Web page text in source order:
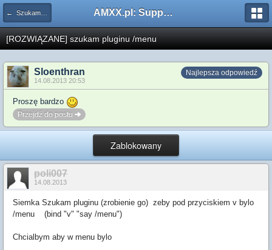
← Szukam pluginu AMXX.pl: Support AMX Mod X i SourceMod
[ROZWIĄZANE] szukam pluginu /menu
Najlepsza odpowiedź
Sloenthran
14.08.2013 20:53
Proszę bardzo
Przejdź do postu
Zablokowany
poli007
14.08.2013
Siemka Szukam pluginu (zrobienie go) zeby pod przyciskiem v bylo
/menu (bind "v" "say /menu")
Chcialbym aby w menu bylo